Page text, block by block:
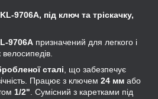
9706А, під ключ та тріскачку,
9706A призначений для легкого і
сталі , що забезпечує
Працює з ключем 24 мм або
1/2" . Сумісний з каретками під